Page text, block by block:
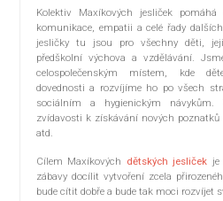
Kolektiv Maxíkových jesliček
komunikace, empatii a celé řady
jesličky tu jsou pro všechny děti,
předškolní výchova a vzdělávání.
celospolečenským místem, kde
dovednosti a rozvíjíme ho po všech
sociálním a hygienickým návykům.
zvídavosti k získávání nových
atd.
Cílem Maxíkových dětských jesliček
zábavy docílit vytvoření zcela
bude cítit dobře a bude tak moci rozvíjet